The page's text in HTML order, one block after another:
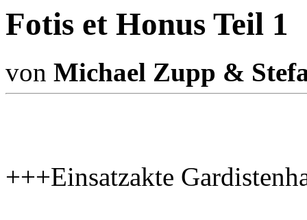
Fotis et Honus Teil 1
von Michael Zupp &
+++Einsatzakte